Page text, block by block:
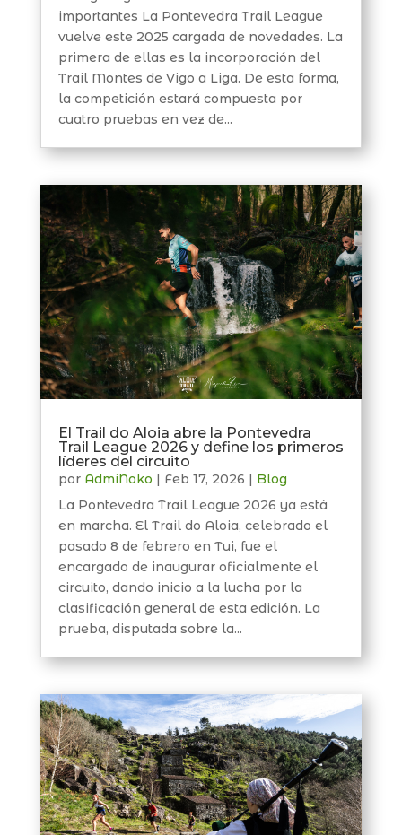
importantes La Pontevedra Trail League
vuelve este 2025 cargada de novedades. La
primera de ellas es la incorporación del
Trail Montes de Vigo a Liga. De esta forma,
la competición estará compuesta por
cuatro pruebas en vez de...
El Trail do Aloia abre la Pontevedra
Trail League 2026 y define los primeros
líderes del circuito
por AdmiNoko | Feb 17, 2026 | Blog
La Pontevedra Trail League 2026 ya está
en marcha. El Trail do Aloia, celebrado el
pasado 8 de febrero en Tui, fue el
encargado de inaugurar oficialmente el
circuito, dando inicio a la lucha por la
clasificación general de esta edición. La
prueba, disputada sobre la...